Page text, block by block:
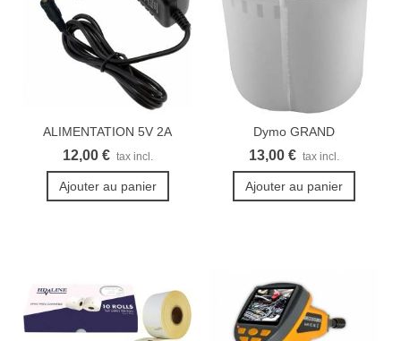
ALIMENTATION 5V 2A
3.5X1.35MM
12,00 € tax incl.
Ajouter au panier
Dymo GRAND
LabelWriter...
13,00 € tax incl.
Ajouter au panier